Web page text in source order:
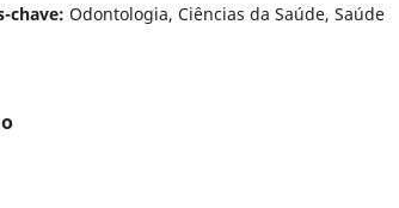
chave: Odontologia, Ciências da Saúde, Saúde